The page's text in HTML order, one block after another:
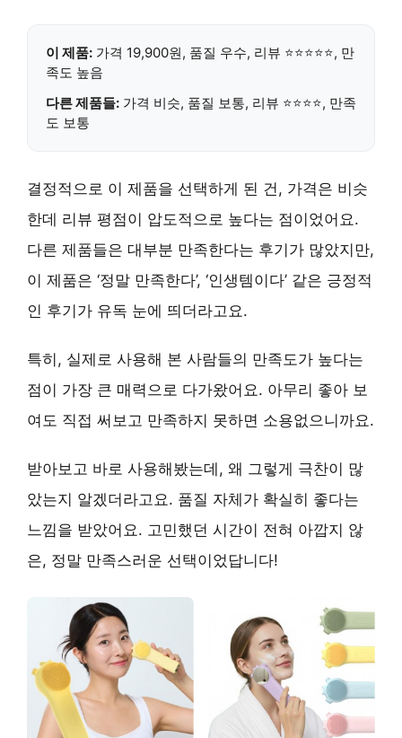
이 제품: 가격 19,900원, 품질 우수, 리뷰 ⭐⭐⭐⭐⭐, 만
족도 높음
다른 제품들: 가격 비슷, 품질 보통, 리뷰 ⭐⭐⭐⭐, 만족
도 보통
결정적으로 이 제품을 선택하게 된 건, 가격은 비슷
한데 리뷰 평점이 압도적으로 높다는 점이었어요.
다른 제품들은 대부분 만족한다는 후기가 많았지만,
이 제품은 ‘정말 만족한다’, ‘인생템이다’ 같은 긍정적
인 후기가 유독 눈에 띄더라고요.
특히, 실제로 사용해 본 사람들의 만족도가 높다는
점이 가장 큰 매력으로 다가왔어요. 아무리 좋아 보
여도 직접 써보고 만족하지 못하면 소용없으니까요.
받아보고 바로 사용해봤는데, 왜 그렇게 극찬이 많
았는지 알겠더라고요. 품질 자체가 확실히 좋다는
느낌을 받았어요. 고민했던 시간이 전혀 아깝지 않
은, 정말 만족스러운 선택이었답니다!